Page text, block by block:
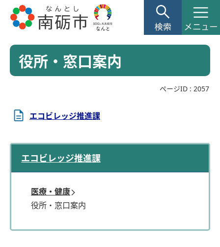
役所・窓口案内
ページID : 2057
エコビレッジ推進課
エコビレッジ推進課
医療・健康
役所・窓口案内